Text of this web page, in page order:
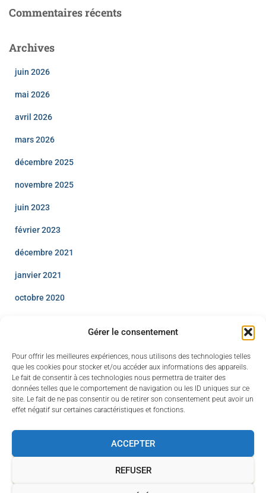
Gérer le consentement
Pour offrir les meilleures expériences, nous utilisons des technologies telles
que les cookies pour stocker et/ou accéder aux informations des appareils.
Le fait de consentir à ces technologies nous permettra de traiter des
données telles que le comportement de navigation ou les ID uniques sur ce
site. Le fait de ne pas consentir ou de retirer son consentement peut avoir un
effet négatif sur certaines caractéristiques et fonctions.
ACCEPTER
REFUSER
Commentaires récents
Archives
juin 2026
mai 2026
avril 2026
mars 2026
décembre 2025
novembre 2025
juin 2023
février 2023
décembre 2021
janvier 2021
octobre 2020
août 2019
juillet 2019
juin 2019